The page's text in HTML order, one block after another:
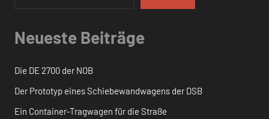
Neueste Beiträge
Die DE 2700 der NOB
Der Prototyp eines Schiebewandwagens der DSB
Ein Container-Tragwagen für die Straße